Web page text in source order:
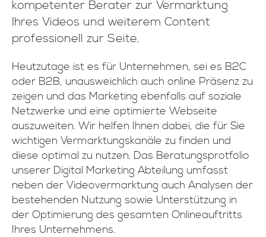
kompetenter Berater zur Vermarktung
Ihres Videos und weiterem Content
professionell zur Seite.
Heutzutage ist es für Unternehmen, sei es B2C
oder B2B, unausweichlich auch online Präsenz zu
zeigen und das Marketing ebenfalls auf soziale
Netzwerke und eine optimierte Webseite
auszuweiten. Wir helfen Ihnen dabei, die für Sie
wichtigen Vermarktungskanäle zu finden und
diese optimal zu nutzen. Das Beratungsprotfolio
unserer Digital Marketing Abteilung umfasst
neben der Videovermarktung auch Analysen der
bestehenden Nutzung sowie Unterstützung in
der Optimierung des gesamten Onlineauftritts
Ihres Unternehmens.